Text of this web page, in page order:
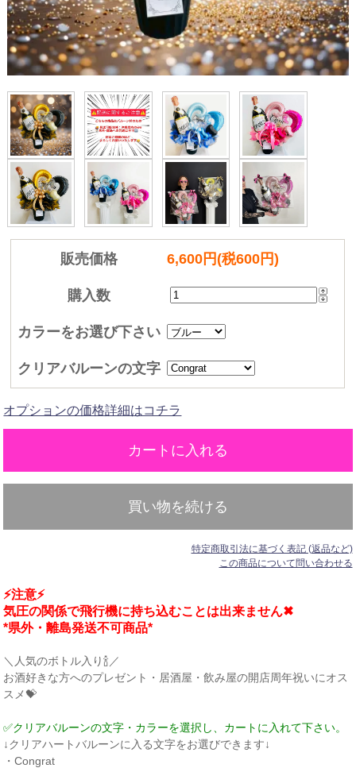
販売価格 6,600円(税600円)
購入数
カラーをお選び下さい
クリアバルーンの文字
オプションの価格詳細はコチラ
買い物を続ける
特定商取引法に基づく表記 (返品など)
この商品について問い合わせる
⚡注意⚡
気圧の関係で飛行機に持ち込むことは出来ません✖
*県外・離島発送不可商品*
＼人気のボトル入り🍾／
お酒好きな方へのプレゼント・居酒屋・飲み屋の開店周年祝いにオス
スメ💝
✅クリアバルーンの文字・カラーを選択し、カートに入れて下さい。
↓クリアハートバルーンに入る文字をお選びできます↓
・Congrat